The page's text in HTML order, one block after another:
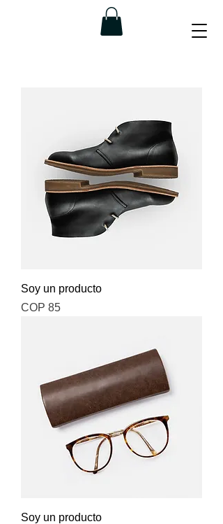
Soy un producto
Price
COP 85
Soy un producto